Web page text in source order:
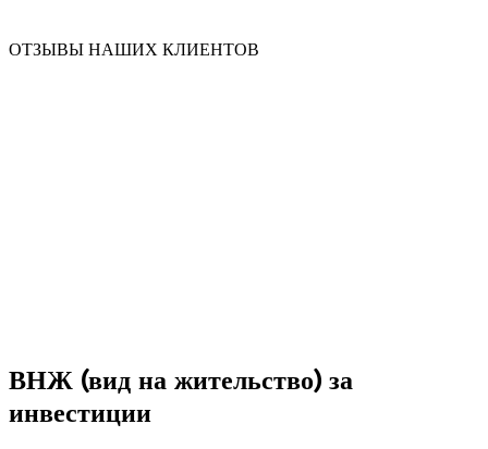
ОТЗЫВЫ НАШИХ КЛИЕНТОВ
ВНЖ (вид на жительство) за
инвестиции